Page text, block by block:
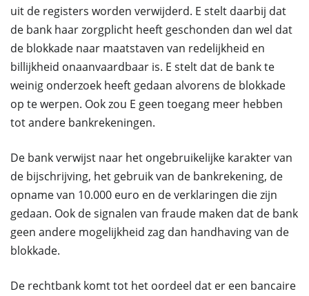
uit de registers worden verwijderd. E stelt daarbij dat
de bank haar zorgplicht heeft geschonden dan wel dat
de blokkade naar maatstaven van redelijkheid en
billijkheid onaanvaardbaar is. E stelt dat de bank te
weinig onderzoek heeft gedaan alvorens de blokkade
op te werpen. Ook zou E geen toegang meer hebben
tot andere bankrekeningen.
De bank verwijst naar het ongebruikelijke karakter van
de bijschrijving, het gebruik van de bankrekening, de
opname van 10.000 euro en de verklaringen die zijn
gedaan. Ook de signalen van fraude maken dat de bank
geen andere mogelijkheid zag dan handhaving van de
blokkade.
De rechtbank komt tot het oordeel dat er een bancaire